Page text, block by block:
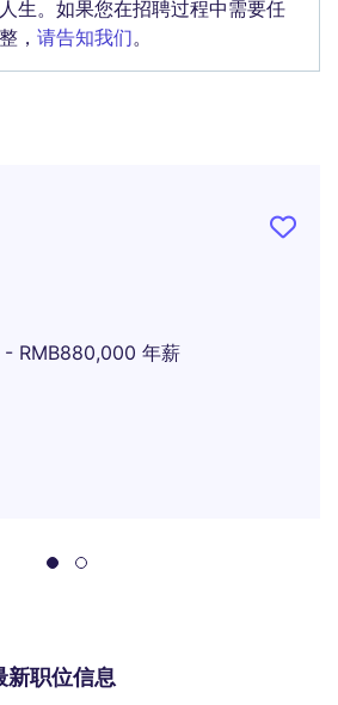
生。如果您在招聘过程中需要任
， 请告知我们。
RMB880,000 年薪
新职位信息